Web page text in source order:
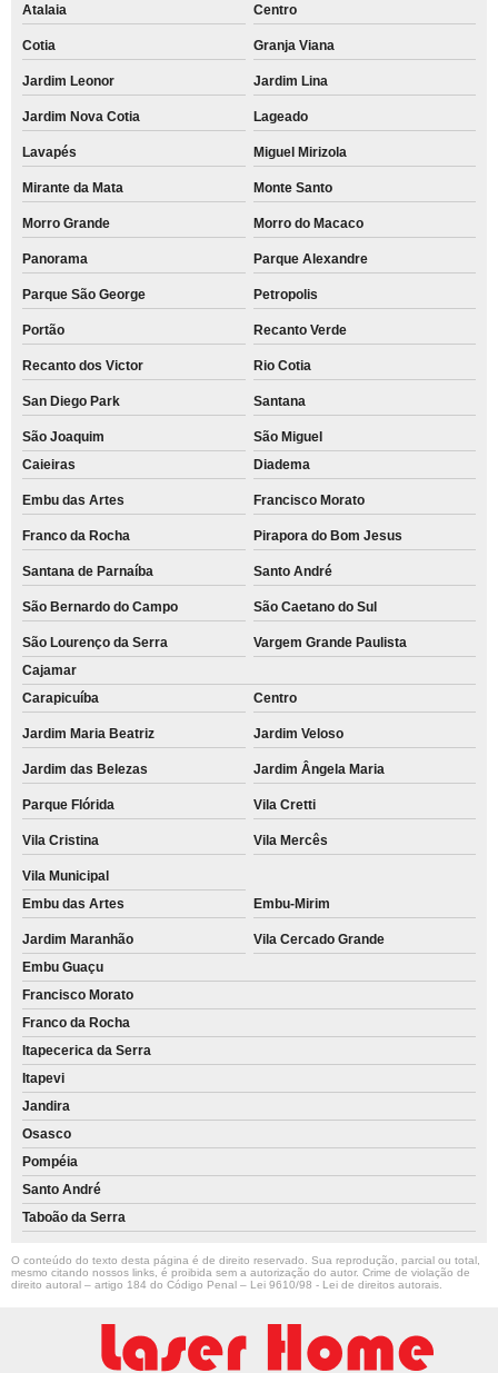
Atalaia Centro
Cotia Granja Viana
Jardim Leonor Jardim Lina
Jardim Nova Cotia Lageado
Lavapés Miguel Mirizola
Mirante da Mata Monte Santo
Morro Grande Morro do Macaco
Panorama Parque Alexandre
Parque São George Petropolis
Portão Recanto Verde
Recanto dos Victor Rio Cotia
San Diego Park Santana
São Joaquim
São Miguel
Caieiras
Diadema
Embu das Artes Francisco Morato
Franco da Rocha Pirapora do Bom Jesus
Santana de Parnaíba Santo André
São Bernardo do Campo São Caetano do Sul
São Lourenço da Serra
Vargem Grande Paulista
Cajamar
Carapicuíba
Centro
Jardim Maria Beatriz Jardim Veloso
Jardim das Belezas Jardim Ângela Maria
Parque Flórida Vila Cretti
Vila Cristina Vila Mercês
Vila Municipal
Embu das Artes
Embu-Mirim
Jardim Maranhão
Vila Cercado Grande
Embu Guaçu
Francisco Morato
Franco da Rocha
Itapecerica da Serra
Itapevi
Jandira
Osasco
Pompéia
Santo André
Taboão da Serra
O conteúdo do texto desta página é de direito reservado. Sua reprodução, parcial ou total,
mesmo citando nossos links, é proibida sem a autorização do autor. Crime de violação de
direito autoral – artigo 184 do Código Penal – Lei 9610/98 - Lei de direitos autorais